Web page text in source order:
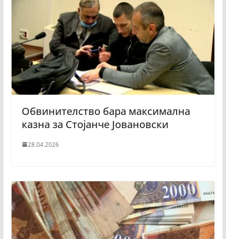
Обвинителство бара максимална
казна за Стојанче Јовановски
28.04.2026